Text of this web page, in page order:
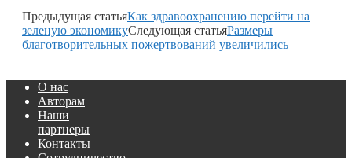
Предыдущая статьяКак здравоохранению перейти на
зеленую экономикуСледующая статьяРазмеры
благотворительных пожертвований увеличились
О нас
Авторам
Наши
партнеры
Контакты